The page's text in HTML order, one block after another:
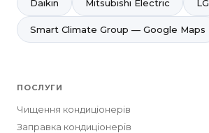
Daikin Mitsubishi Electric LG
Smart Climate Group — Google Maps
ПОСЛУГИ
Чищення кондиціонерів
Заправка кондиціонерів